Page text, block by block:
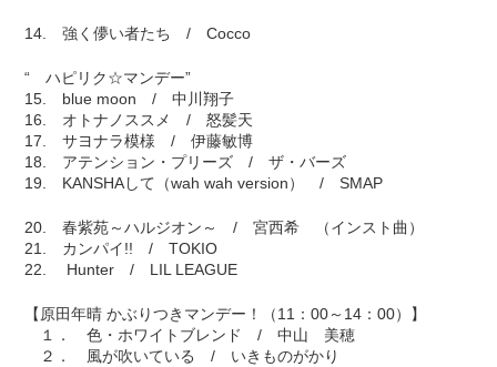
14. 強く儚い者たち / Cocco
“ ハピリク☆マンデー”
15. blue moon / 中川翔子
16. オトナノススメ / 怒髪天
17. サヨナラ模様 / 伊藤敏博
18. アテンション・プリーズ / ザ・バーズ
19. KANSHAして（wah wah version） / SMAP
20. 春紫苑～ハルジオン～ / 宮西希 （インスト曲）
21. カンパイ!! / TOKIO
22. Hunter / LIL LEAGUE
【原田年晴 かぶりつきマンデー！（11：00～14：00）】
１． 色・ホワイトブレンド / 中山 美穂
２． 風が吹いている / いきものがかり